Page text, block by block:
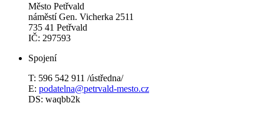
Město Petřvald
náměstí Gen. Vicherka 2511
735 41 Petřvald
IČ: 297593
Spojení
T: 596 542 911 /ústředna/
E: podatelna@petrvald-mesto.cz
DS: waqbb2k